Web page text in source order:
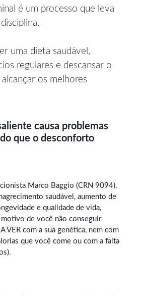
é um processo que leva
uma dieta saudável,
regulares e descansar o
os melhores
causa problemas
que o desconforto
Marco Baggio (CRN 9094),
saudável , aumento de
e qualidade de vida,
de você não conseguir
VER com a sua genética, nem com
que você come ou com a falta